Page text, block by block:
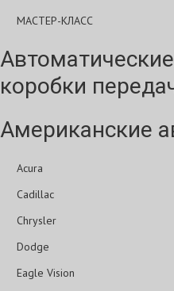
МАСТЕР-КЛАСС
коробки
Американские
Acura
Cadillac
Chrysler
Dodge
Eagle Vision